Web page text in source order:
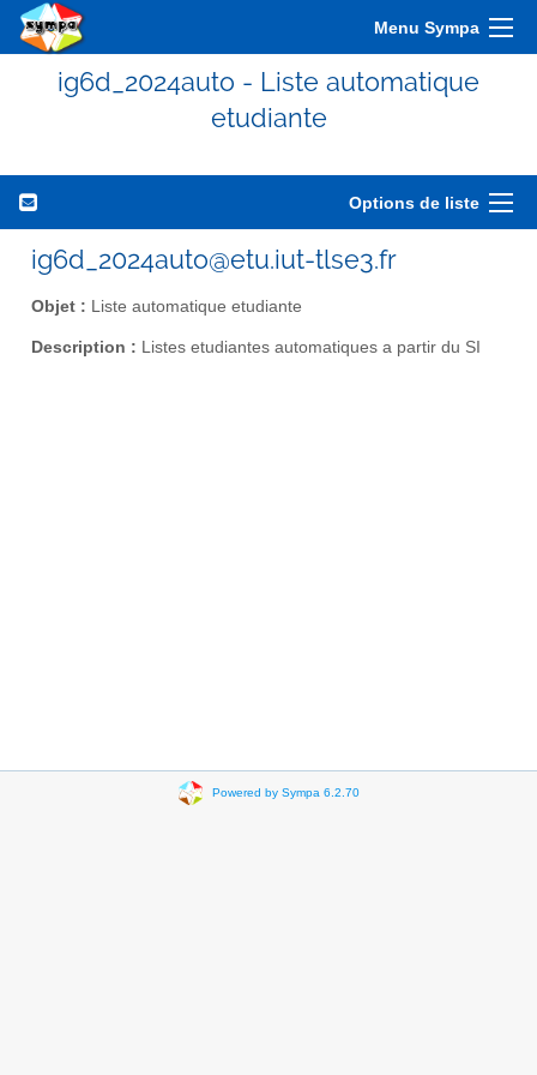
Menu Sympa
ig6d_2024auto - Liste automatique
etudiante
Options de liste
ig6d_2024auto@etu.iut-tlse3.fr
Objet : Liste automatique etudiante
Description : Listes etudiantes automatiques a partir du SI
Powered by Sympa 6.2.70